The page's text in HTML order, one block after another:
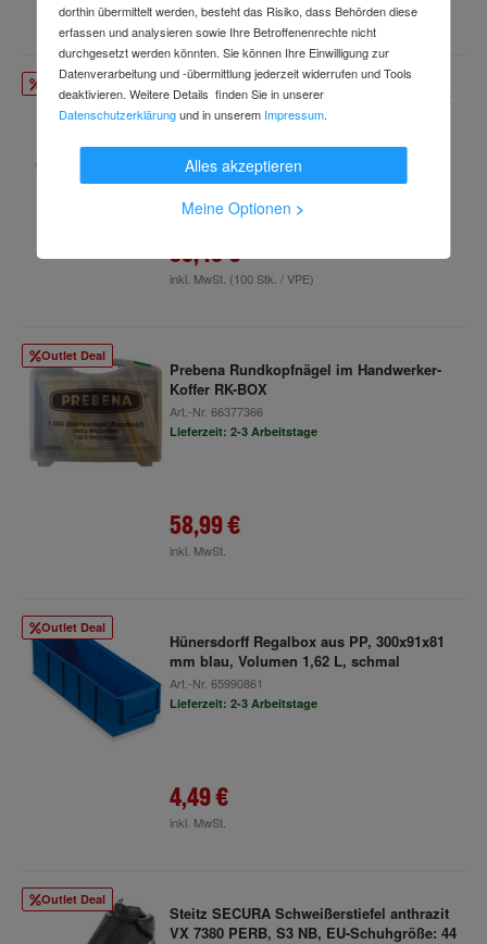
inkl. MwSt.
Outlet Deal
Sia Streifen mit Loch, 1950 siaspeed, 81 x
133, 8-Loch Korn 500
Lieferzeit: 2-3 Arbeitstage
38,48 €
inkl. MwSt. (100 Stk. / VPE)
Outlet Deal
Prebena Rundkopfnägel im Handwerker-
Koffer RK-BOX
Art.-Nr. 66377366
Lieferzeit: 2-3 Arbeitstage
58,99 €
inkl. MwSt.
Outlet Deal
Hünersdorff Regalbox aus PP, 300x91x81
mm blau, Volumen 1,62 L, schmal
Art.-Nr. 65990861
Lieferzeit: 2-3 Arbeitstage
4,49 €
inkl. MwSt.
Outlet Deal
Steitz SECURA Schweißerstiefel anthrazit
VX 7380 PERB, S3 NB, EU-Schuhgröße: 44
dorthin übermittelt werden, besteht das Risiko, dass Behörden diese
erfassen und analysieren sowie Ihre Betroffenenrechte nicht
durchgesetzt werden könnten. Sie können Ihre Einwilligung zur
Datenverarbeitung und -übermittlung jederzeit widerrufen und Tools
deaktivieren. Weitere Details finden Sie in unserer
Datenschutzerklärungund in unserem Impressum.
Alles akzeptieren
Meine Optionen >